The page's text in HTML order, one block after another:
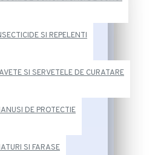
SI REPELENTI
SI SERVETELE DE CURATARE
DE PROTECTIE
SI FARASE